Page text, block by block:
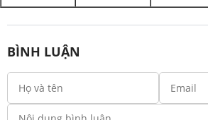
BÌNH LUẬN